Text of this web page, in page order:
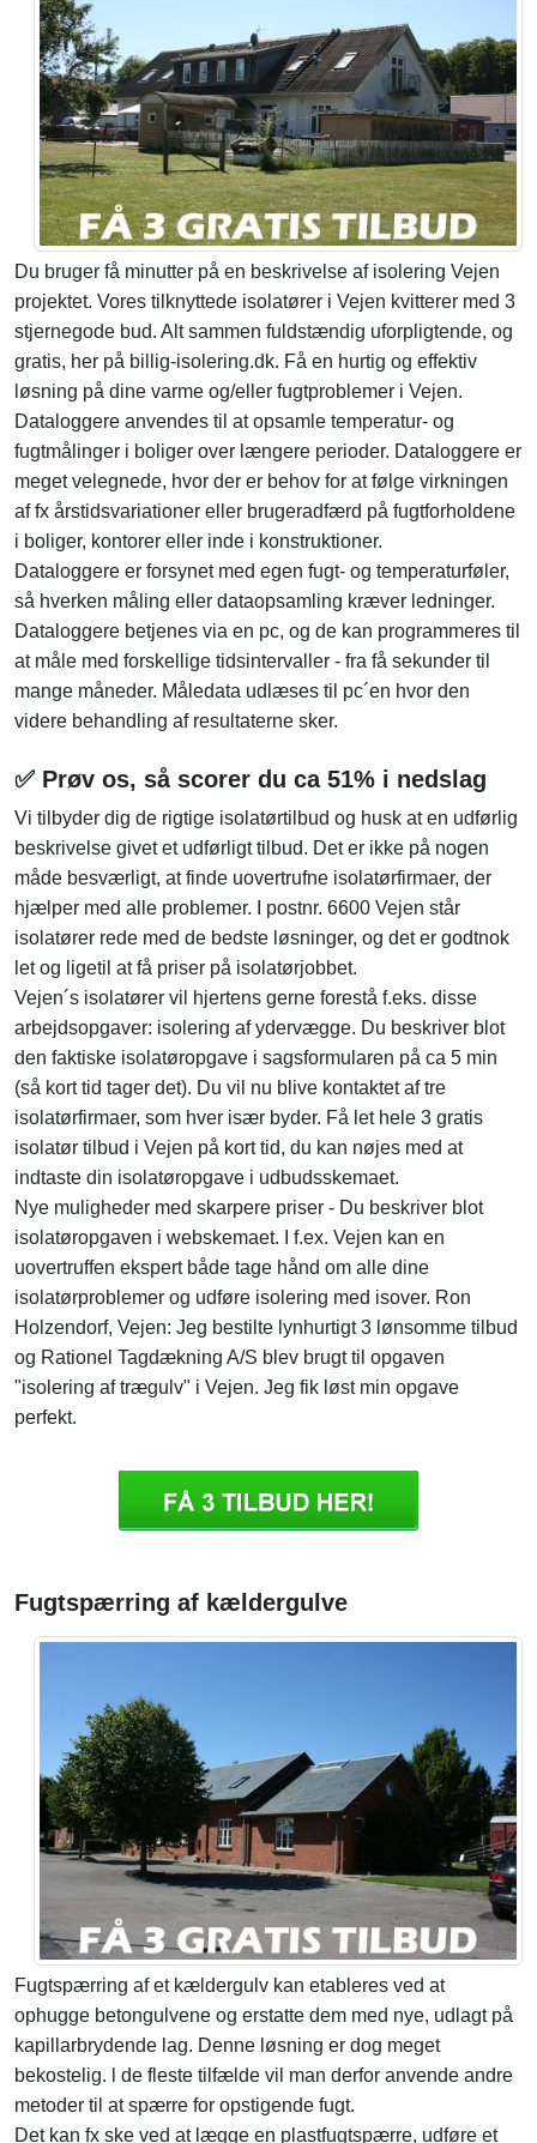
Du bruger få minutter på en beskrivelse af isolering Vejen
projektet. Vores tilknyttede isolatører i Vejen kvitterer med 3
stjernegode bud. Alt sammen fuldstændig uforpligtende, og
gratis, her på billig-isolering.dk. Få en hurtig og effektiv
løsning på dine varme og/eller fugtproblemer i Vejen.
Dataloggere anvendes til at opsamle temperatur- og
fugtmålinger i boliger over længere perioder. Dataloggere er
meget velegnede, hvor der er behov for at følge virkningen
af fx årstidsvariationer eller brugeradfærd på fugtforholdene
i boliger, kontorer eller inde i konstruktioner.
Dataloggere er forsynet med egen fugt- og temperaturføler,
så hverken måling eller dataopsamling kræver ledninger.
Dataloggere betjenes via en pc, og de kan programmeres til
at måle med forskellige tidsintervaller - fra få sekunder til
mange måneder. Måledata udlæses til pc´en hvor den
videre behandling af resultaterne sker.
✅ Prøv os, så scorer du ca 51% i nedslag
Vi tilbyder dig de rigtige isolatørtilbud og husk at en udførlig
beskrivelse givet et udførligt tilbud. Det er ikke på nogen
måde besværligt, at finde uovertrufne isolatørfirmaer, der
hjælper med alle problemer. I postnr. 6600 Vejen står
isolatører rede med de bedste løsninger, og det er godtnok
let og ligetil at få priser på isolatørjobbet.
Vejen´s isolatører vil hjertens gerne forestå f.eks. disse
arbejdsopgaver: isolering af ydervægge. Du beskriver blot
den faktiske isolatøropgave i sagsformularen på ca 5 min
(så kort tid tager det). Du vil nu blive kontaktet af tre
isolatørfirmaer, som hver især byder. Få let hele 3 gratis
isolatør tilbud i Vejen på kort tid, du kan nøjes med at
indtaste din isolatøropgave i udbudsskemaet.
Nye muligheder med skarpere priser - Du beskriver blot
isolatøropgaven i webskemaet. I f.ex. Vejen kan en
uovertruffen ekspert både tage hånd om alle dine
isolatørproblemer og udføre isolering med isover. Ron
Holzendorf, Vejen: Jeg bestilte lynhurtigt 3 lønsomme tilbud
og Rationel Tagdækning A/S blev brugt til opgaven
"isolering af trægulv" i Vejen. Jeg fik løst min opgave
perfekt.
Fugtspærring af kældergulve
Fugtspærring af et kældergulv kan etableres ved at
ophugge betongulvene og erstatte dem med nye, udlagt på
kapillarbrydende lag. Denne løsning er dog meget
bekostelig. l de fleste tilfælde vil man derfor anvende andre
metoder til at spærre for opstigende fugt.
Det kan fx ske ved at lægge en plastfugtspærre, udføre et